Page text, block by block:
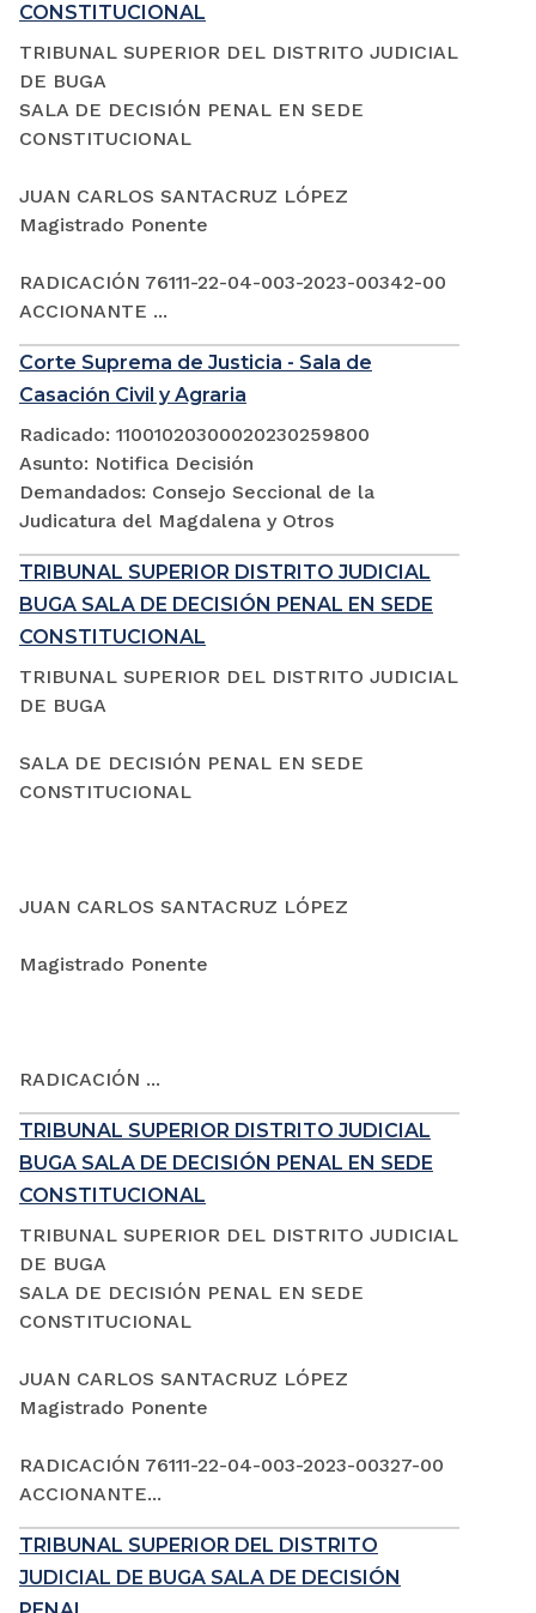
CONSTITUCIONAL
TRIBUNAL SUPERIOR DEL DISTRITO JUDICIAL
DE BUGA
SALA DE DECISIÓN PENAL EN SEDE
CONSTITUCIONAL
JUAN CARLOS SANTACRUZ LÓPEZ
Magistrado Ponente
RADICACIÓN 76111-22-04-003-2023-00342-00
ACCIONANTE ...
Corte Suprema de Justicia - Sala de
Casación Civil y Agraria
Radicado: 11001020300020230259800
Asunto: Notifica Decisión
Demandados: Consejo Seccional de la
Judicatura del Magdalena y Otros
TRIBUNAL SUPERIOR DISTRITO JUDICIAL
BUGA SALA DE DECISIÓN PENAL EN SEDE
CONSTITUCIONAL
TRIBUNAL SUPERIOR DEL DISTRITO JUDICIAL
DE BUGA
SALA DE DECISIÓN PENAL EN SEDE
CONSTITUCIONAL
JUAN CARLOS SANTACRUZ LÓPEZ
Magistrado Ponente
RADICACIÓN ...
TRIBUNAL SUPERIOR DISTRITO JUDICIAL
BUGA SALA DE DECISIÓN PENAL EN SEDE
CONSTITUCIONAL
TRIBUNAL SUPERIOR DEL DISTRITO JUDICIAL
DE BUGA
SALA DE DECISIÓN PENAL EN SEDE
CONSTITUCIONAL
JUAN CARLOS SANTACRUZ LÓPEZ
Magistrado Ponente
RADICACIÓN 76111-22-04-003-2023-00327-00
ACCIONANTE...
TRIBUNAL SUPERIOR DEL DISTRITO
JUDICIAL DE BUGA SALA DE DECISIÓN